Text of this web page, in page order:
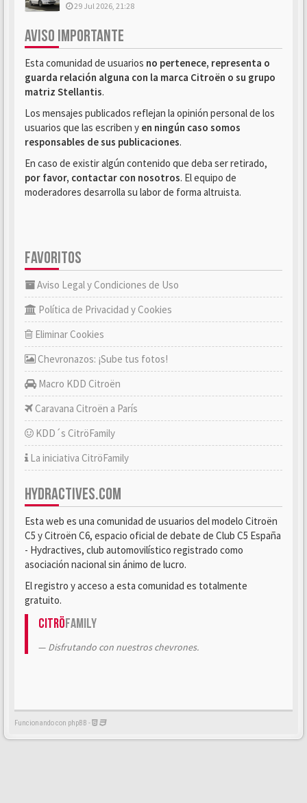
29 Jul 2026, 21:28
AVISO IMPORTANTE
Esta comunidad de usuarios no pertenece, representa o
guarda relación alguna con la marca Citroën o su grupo
matriz Stellantis.
Los mensajes publicados reflejan la opinión personal de los
usuarios que las escriben y en ningún caso somos
responsables de sus publicaciones.
En caso de existir algún contenido que deba ser retirado,
por favor, contactar con nosotros. El equipo de
moderadores desarrolla su labor de forma altruista.
FAVORITOS
Aviso Legal y Condiciones de Uso
Política de Privacidad y Cookies
Eliminar Cookies
Chevronazos: ¡Sube tus fotos!
Macro KDD Citroën
Caravana Citroën a París
KDD´s CitröFamily
La iniciativa CitröFamily
HYDRACTIVES.COM
Esta web es una comunidad de usuarios del modelo Citroën
C5 y Citroën C6, espacio oficial de debate de Club C5 España
- Hydractives, club automovilístico registrado como
asociación nacional sin ánimo de lucro.
El registro y acceso a esta comunidad es totalmente
gratuito.
CitröFamily
Disfrutando con nuestros chevrones.
Funcionando con phpBB -